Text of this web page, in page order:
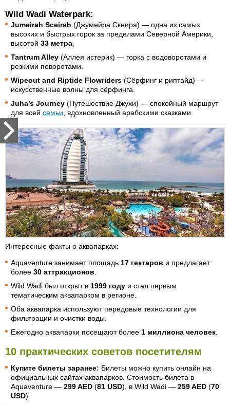
Wild Wadi Waterpark:
Jumeirah Sceirah (Джумейра Скеира) — одна из самых
высоких и быстрых горок за пределами Северной Америки,
высотой 33 метра
Tantrum Alley (Аллея истерик) — горка с водоворотами и
резкими поворотами.
Wipeout and Riptide Flowriders (Сёрфинг и риптайд) —
искусственные волны для сёрфинга.
Juha’s Journey (Путешествие Джухи) — спокойный маршрут
для всей семьи , вдохновленный арабскими сказками.
Интересные факты о аквапарках:
Aquaventure занимает площадь 17 гектаров и предлагает
более 30 аттракционов
Wild Wadi был открыт в 1999 году и стал первым
тематическим аквапарком в регионе.
Оба аквапарка используют передовые технологии для
фильтрации и очистки воды.
Ежегодно аквапарки посещают более 1 миллиона человек
10 практических советов посетителям
Купите билеты заранее: Билеты можно купить онлайн на
официальных сайтах аквапарков. Стоимость билета в
Aquaventure — 299 AED (81 USD), в Wild Wadi — 259 AED (70
USD).